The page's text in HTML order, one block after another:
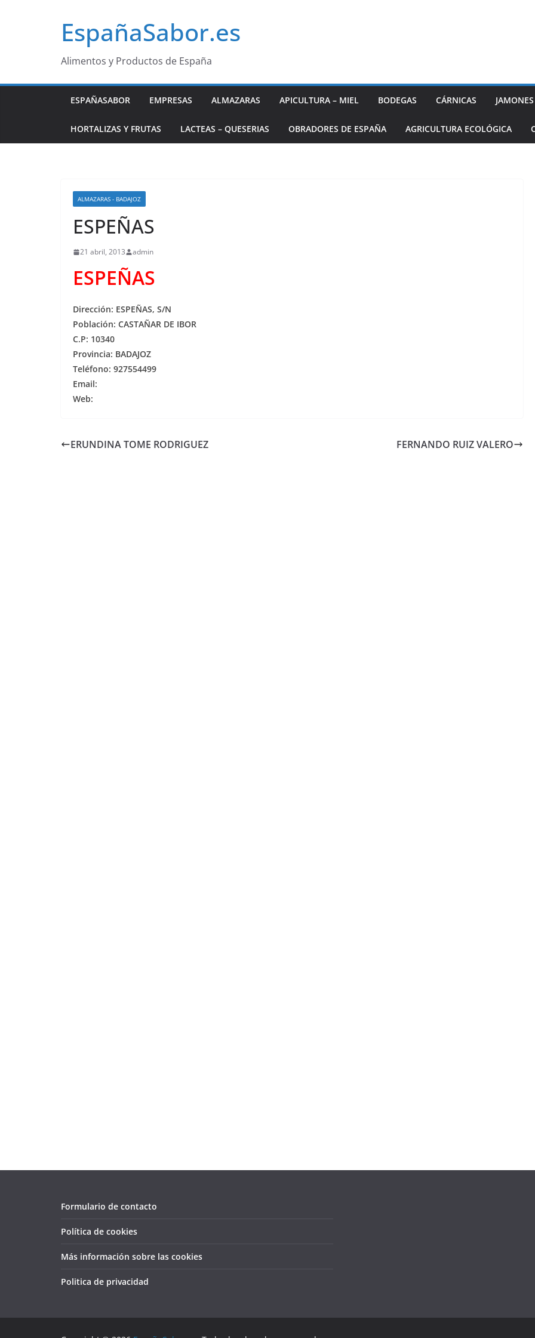
EspañaSabor.es
Alimentos y Productos de España
ESPAÑASABOR EMPRESAS ALMAZARAS APICULTURA – MIEL BODEGAS CÁRNICAS
HORTALIZAS Y FRUTAS LACTEAS – QUESERIAS OBRADORES DE ESPAÑA AGRICULTURA ECOLÓGICA
ALMAZARAS - BADAJOZ
ESPEÑAS
21 abril, 2013 admin
ESPEÑAS
Dirección: ESPEÑAS, S/N
Población: CASTAÑAR DE IBOR
C.P: 10340
Provincia: BADAJOZ
Teléfono: 927554499
Email:
Web:
ERUNDINA TOME RODRIGUEZ FERNANDO RUIZ VALERO
Formulario de contacto
Política de cookies
Más información sobre las cookies
Politica de privacidad